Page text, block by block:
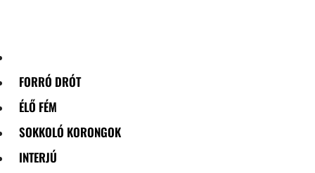
FORRÓ DRÓT
ÉLŐ FÉM
SOKKOLÓ KORONGOK
INTERJÚ